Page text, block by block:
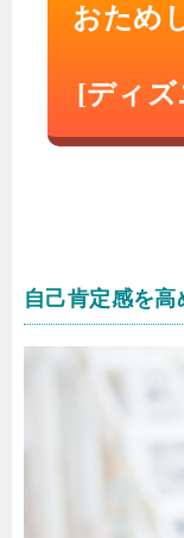
おため
[ディズ
自己肯定感を高